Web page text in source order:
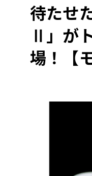
待たせ
Ⅱ」が
場！【